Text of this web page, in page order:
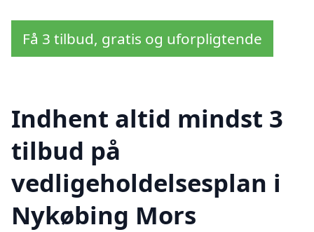
Få 3 tilbud, gratis og uforpligtende
Indhent altid mindst 3
tilbud på
vedligeholdelsesplan i
Nykøbing Mors